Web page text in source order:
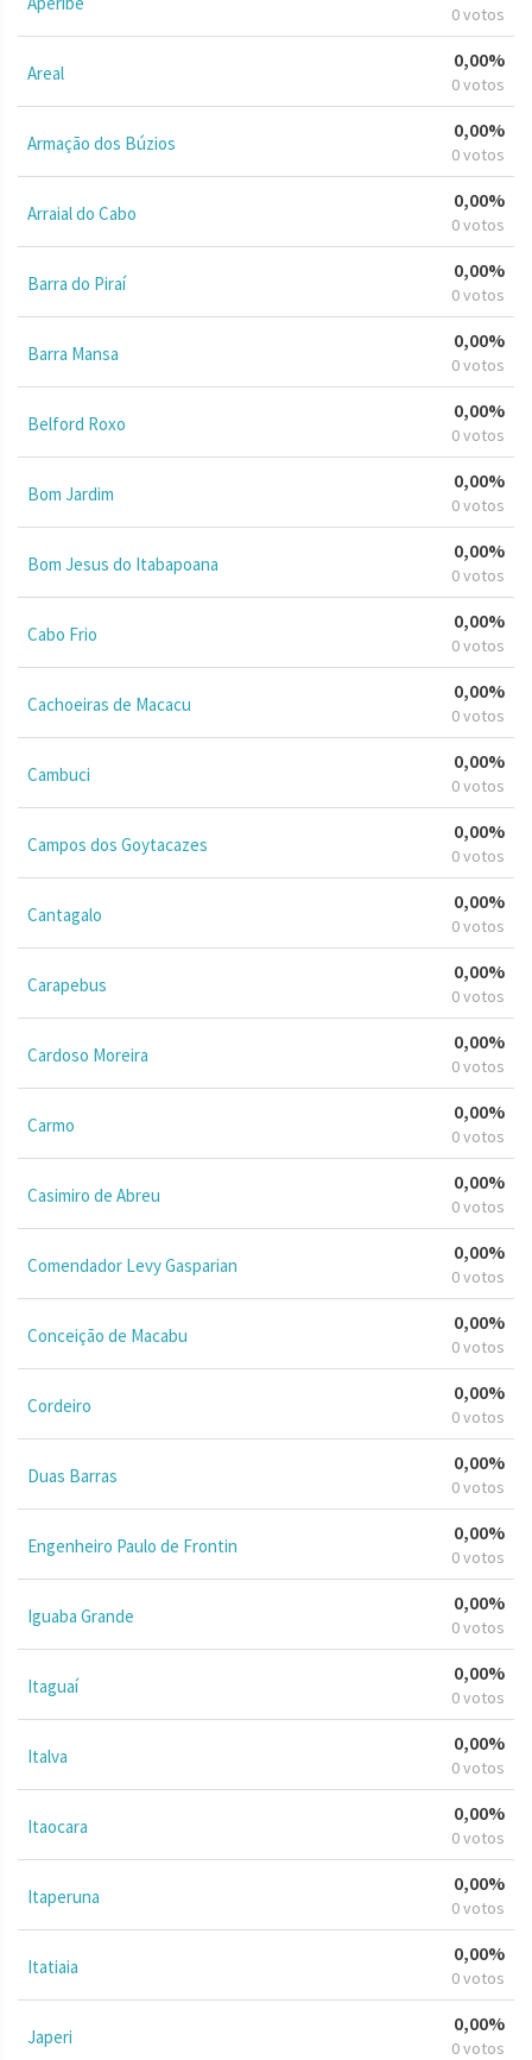
0 votos
Areal
0,00%
0 votos
Armação dos Búzios
0,00%
0 votos
Arraial do Cabo
0,00%
0 votos
Barra do Piraí
0,00%
0 votos
Barra Mansa
0,00%
0 votos
Belford Roxo
0,00%
0 votos
Bom Jardim
0,00%
0 votos
Bom Jesus do Itabapoana
0,00%
0 votos
Cabo Frio
0,00%
0 votos
Cachoeiras de Macacu
0,00%
0 votos
Cambuci
0,00%
0 votos
Campos dos Goytacazes
0,00%
0 votos
Cantagalo
0,00%
0 votos
Carapebus
0,00%
0 votos
Cardoso Moreira
0,00%
0 votos
Carmo
0,00%
0 votos
Casimiro de Abreu
0,00%
0 votos
Comendador Levy Gasparian
0,00%
0 votos
Conceição de Macabu
0,00%
0 votos
Cordeiro
0,00%
0 votos
Duas Barras
0,00%
0 votos
Engenheiro Paulo de Frontin
0,00%
0 votos
Iguaba Grande
0,00%
0 votos
Itaguaí
0,00%
0 votos
Italva
0,00%
0 votos
Itaocara
0,00%
0 votos
Itaperuna
0,00%
0 votos
Itatiaia
0,00%
0 votos
Japeri
0,00%
0 votos